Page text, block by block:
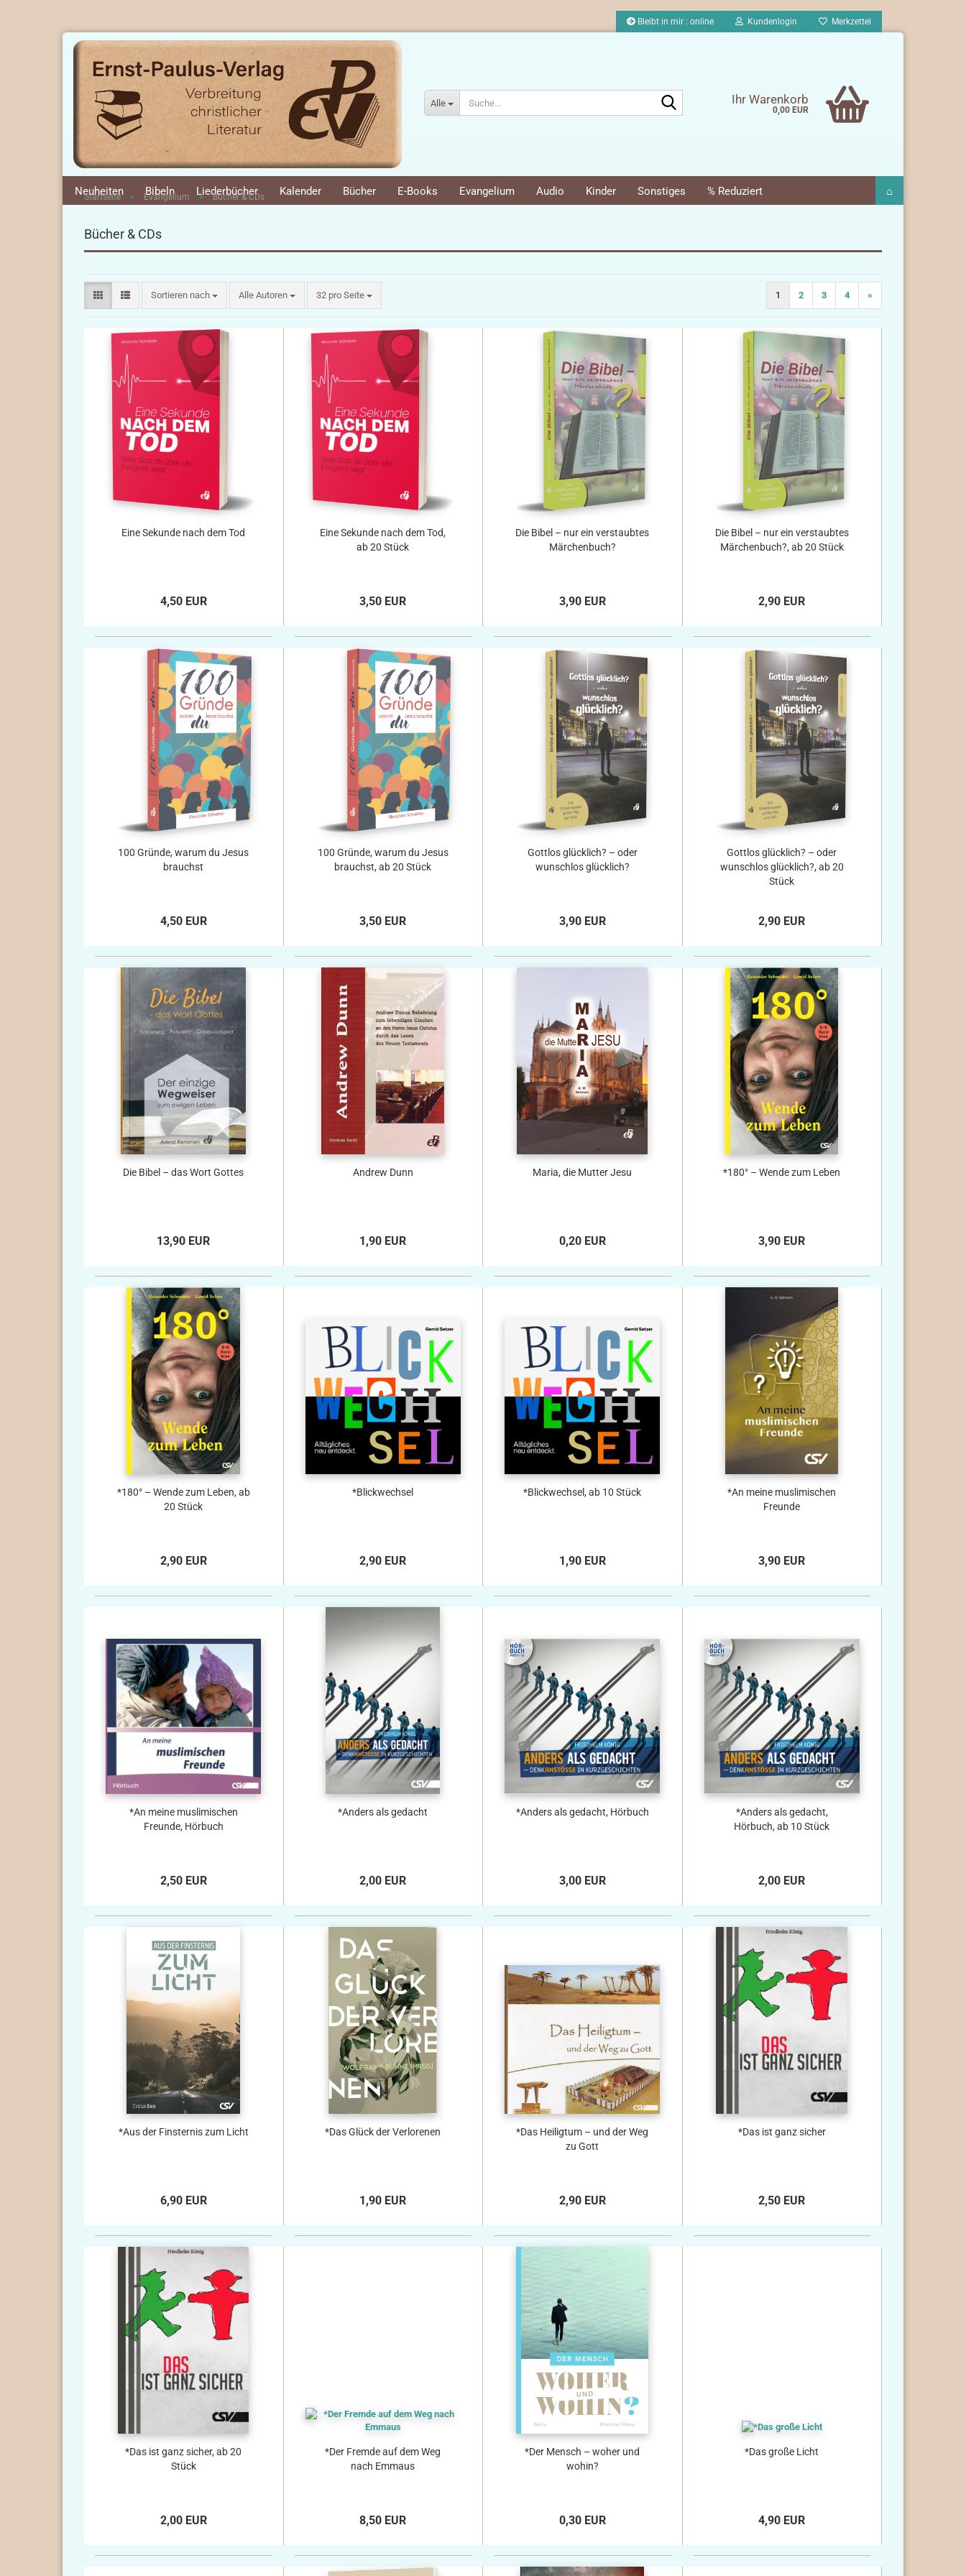
Bleibt in mir : online Kundenlogin Merkzettel
Alle Ihr Warenkorb
0,00 EUR
Neuheiten Bibeln Liederbücher Kalender Bücher E-Books Evangelium Audio Kinder Sonstiges % Reduziert ⌂
Startseite » Evangelium » Bücher & CDs
Bücher & CDs
Sortieren nach
Sortieren nach Alle Autoren 32 pro Seite
pro Seite 1 2 3 4 »
Eine Sekunde nach dem Tod
4,50 EUR
Eine Sekunde nach dem Tod,
ab 20 Stück
3,50 EUR
Die Bibel – nur ein verstaubtes
Märchenbuch?
3,90 EUR
Die Bibel – nur ein verstaubtes
Märchenbuch?, ab 20 Stück
2,90 EUR
100 Gründe, warum du Jesus
brauchst
4,50 EUR
100 Gründe, warum du Jesus
brauchst, ab 20 Stück
3,50 EUR
Gottlos glücklich? – oder
wunschlos glücklich?
3,90 EUR
Gottlos glücklich? – oder
wunschlos glücklich?, ab 20
Stück
2,90 EUR
Die Bibel – das Wort Gottes
13,90 EUR
Andrew Dunn
1,90 EUR
Maria, die Mutter Jesu
0,20 EUR
*180° – Wende zum Leben
3,90 EUR
*180° – Wende zum Leben, ab
20 Stück
2,90 EUR
*Blickwechsel
2,90 EUR
*Blickwechsel, ab 10 Stück
1,90 EUR
*An meine muslimischen
Freunde
3,90 EUR
*An meine muslimischen
Freunde, Hörbuch
2,50 EUR
*Anders als gedacht
2,00 EUR
*Anders als gedacht, Hörbuch
3,00 EUR
*Anders als gedacht,
Hörbuch, ab 10 Stück
2,00 EUR
*Aus der Finsternis zum Licht
6,90 EUR
*Das Glück der Verlorenen
1,90 EUR
*Das Heiligtum – und der Weg
zu Gott
2,90 EUR
*Das ist ganz sicher
2,50 EUR
*Das ist ganz sicher, ab 20
Stück
2,00 EUR
*Der Fremde auf dem Weg
nach Emmaus
8,50 EUR
*Der Mensch – woher und
wohin?
0,30 EUR
*Das große Licht
4,90 EUR